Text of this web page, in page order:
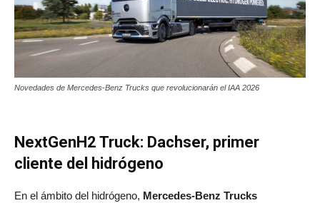
Novedades de Mercedes-Benz Trucks que revolucionarán el IAA 2026
NextGenH2 Truck: Dachser, primer
cliente del hidrógeno
En el ámbito del hidrógeno, Mercedes‑Benz Trucks